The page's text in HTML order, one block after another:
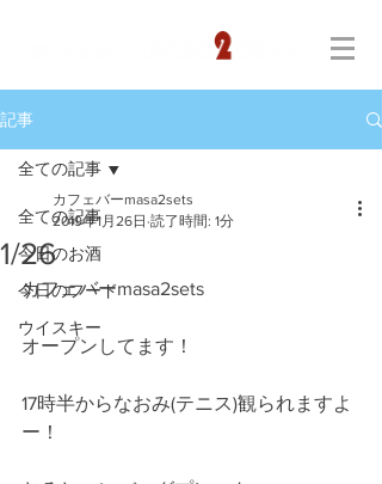
記事
全ての記事
今日のお酒
今日のフード
ウイスキー
全ての記事
1/26
カフェバーmasa2sets
2019年1月26日 読了時間: 1分
カフェバーmasa2sets
オープンしてます！
17時半からなおみ(テニス)観られますよ
ー！